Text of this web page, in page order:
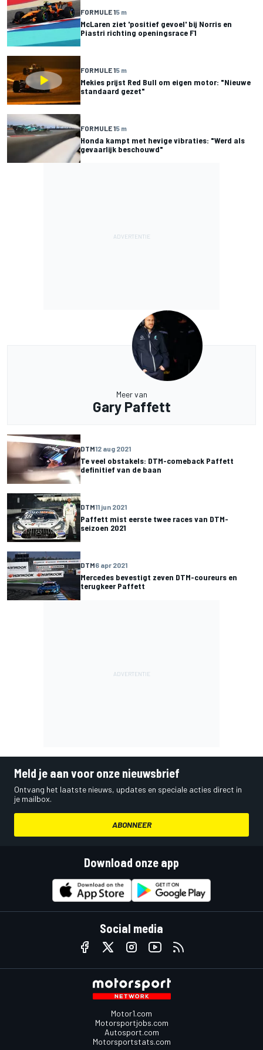
FORMULE 15 m
McLaren ziet 'positief gevoel' bij Norris en
Piastri richting openingsrace F1
FORMULE 15 m
Mekies prijst Red Bull om eigen motor: "Nieuwe
standaard gezet"
FORMULE 15 m
Honda kampt met hevige vibraties: "Werd als
gevaarlijk beschouwd"
Meer van
Gary Paffett
DTM12 aug 2021
Te veel obstakels: DTM-comeback Paffett
definitief van de baan
DTM11 jun 2021
Paffett mist eerste twee races van DTM-
seizoen 2021
DTM6 apr 2021
Mercedes bevestigt zeven DTM-coureurs en
terugkeer Paffett
Meld je aan voor onze nieuwsbrief
Ontvang het laatste nieuws, updates en speciale acties direct in
je mailbox.
ABONNEER
Download onze app
Social media
Motor1.com
Motorsportjobs.com
Autosport.com
Motorsportstats.com